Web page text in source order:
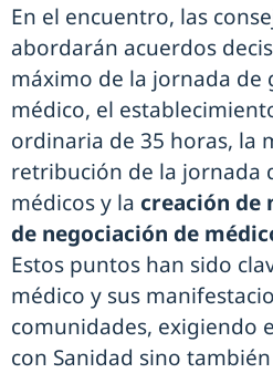
En el encuentro, las
abordarán acuerdos
máximo de la jornada de
médico, el
ordinaria de 35 horas, la
retribución de la jornada
médicos y la creación de
de negociación de
Estos puntos han sido
médico y sus
comunidades, exigiendo
con Sanidad sino